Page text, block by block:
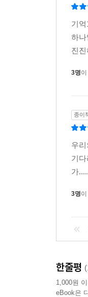
기
하
진
3명
종이
우
기
가
3명
한줄평
1,000원
eBook은